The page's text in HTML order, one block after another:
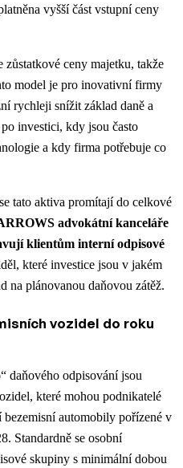
vyšší část vstupní ceny
zůstatkové ceny majetku, takže
model je pro inovativní firmy
rychleji snížit základ daně a
investici, kdy jsou často
a kdy firma potřebuje co
tato aktiva promítají do celkové
advokátní kanceláře
klientům interní odpisové
které investice jsou v jakém
na plánovanou daňovou zátěž.
vozidel do roku
daňového odpisování jsou
které mohou podnikatelé
automobily pořízené v
Standardně se osobní
skupiny s minimální dobou